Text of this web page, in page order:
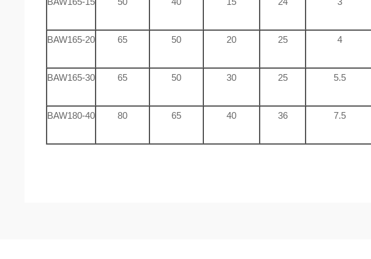
BAW165-20 65 50 20 25 4
BAW165-30 65 50 30 25 5.5
BAW180-40 80 65 40 36 7.5